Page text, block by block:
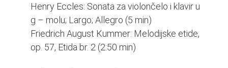
Henry Eccles: Sonata za violončelo i klavir u
g – molu; Largo; Allegro (5 min)
Friedrich August Kummer: Melodijske etide,
op. 57, Etida br. 2 (2:50 min)